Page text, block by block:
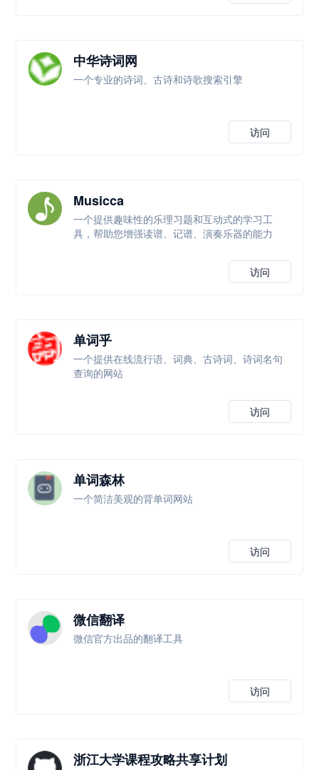
中华诗词网
一个专业的诗词、古诗和诗歌搜索引擎
访问
Musicca
一个提供趣味性的乐理习题和互动式的学习工
具，帮助您增强读谱、记谱、演奏乐器的能力
访问
单词乎
一个提供在线流行语、词典、古诗词、诗词名句
查询的网站
访问
单词森林
一个简洁美观的背单词网站
访问
微信翻译
微信官方出品的翻译工具
访问
浙江大学课程攻略共享计划